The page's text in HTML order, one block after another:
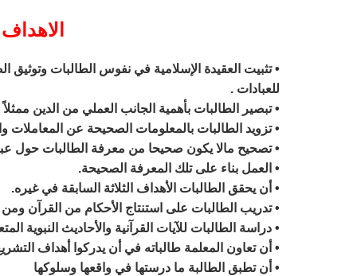
• تثبيت العقيدة الإسلامية في نفوس الطالبات
للعبادات .
• تبصير الطالبات بأهمية الجانب العملي من الدين
• تزويد الطالبات بالمعلومات الصحيحة عن المعاملات
• تصحيح مالا يكون صحيحا من معرفة الطالبات حول
• العمل بناء على تلك المعرفة الصحيحة.
• أن يحقق الطالبات الأهداف الثلاثة السابقة في غيره.
• تدريب الطالبات على استنتاج الأحكام من القرآن
• دراسة الطالبات للآيات القرآنية والأحاديث النبوية
• أن تعاون المعلمة طالباته في أن يدركوا أهداف
• أن تطبق الطالبة ما درستها في واقعها وسلوكها